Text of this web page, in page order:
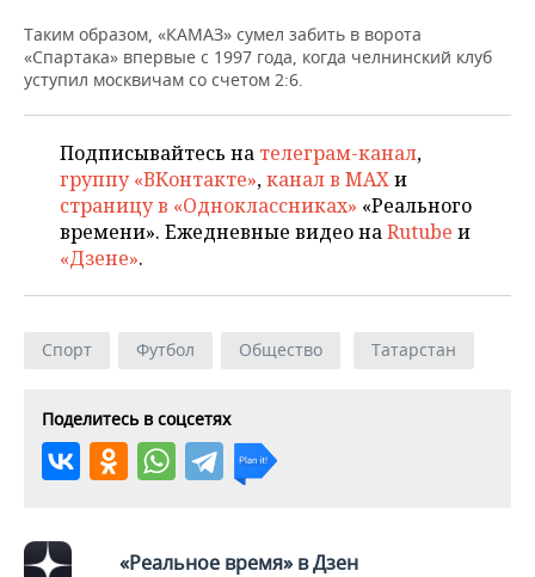
КОМУ ПРИНАДЛЕЖАТ
ТОРГОВЫЕ ЦЕНТРЫ
ТАТАРСТАНА
БЮДЖЕТ
ИНВЕСТИЦИИ
АГРОПРОМ
МАШИНОСТРОЕНИЕ
НЕФТЬ
ОПК
ЭНЕРГЕТИКА
НОВОСТИ АВТО
БИЗНЕС
НОВОСТИ БИЗНЕСА
РОЗНИЧНАЯ ТОРГОВЛЯ
ТРАНСПОРТ
ТЕХНОЛОГИИ
НОВОСТИ ТЕХНОЛОГИЙ
МЕРОПРИЯТИЯ
НОВОСТИ МЕРОПРИЯТИЙ
ОТКРЫТАЯ ЛЕКЦИЯ
СПОРТ
БАСКЕТБОЛ
КИБЕРСПОРТ
ИНФРАСТРУКТУРА
КУЛЬТУРА
СПРАВОЧНИК
СПИСОК КОМПАНИЙ
Таким образом, «КАМАЗ» сумел забить в ворота
«Спартака» впервые с 1997 года, когда челнинский клуб
уступил москвичам со счетом 2:6.
Подписывайтесь на телеграм-канал,
группу «ВКонтакте»,канал в MAXи
страницу в «Одноклассниках» «Реального
времени». Ежедневные видео наRutube и
«Дзене».
Спорт Футбол Общество Татарстан
Поделитесь в соцсетях
«Реальное время» в Дзен